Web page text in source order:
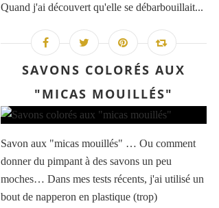
Quand j'ai découvert qu'elle se débarbouillait...
SAVONS COLORÉS AUX
"MICAS MOUILLÉS"
Savon aux "micas mouillés" … Ou comment
donner du pimpant à des savons un peu
moches… Dans mes tests récents, j'ai utilisé un
bout de napperon en plastique (trop)